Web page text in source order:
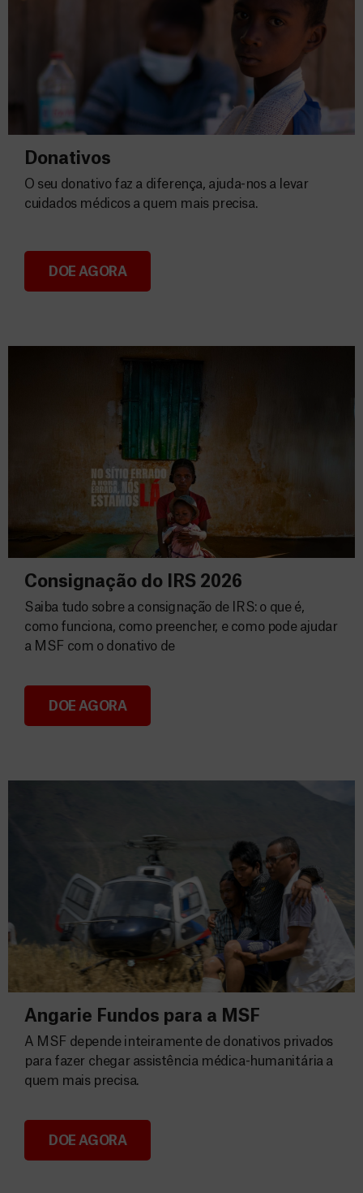
Donativos
Donativos
O seu donativo faz a diferença, ajuda-nos a levar
cuidados médicos a quem mais precisa.
DOE AGORA
Consignação do IRS 2026
Consignação do IRS 2026
Saiba tudo sobre a consignação de IRS: o que é,
como funciona, como preencher, e como pode ajudar
a MSF com o donativo de
DOE AGORA
Angarie Fundos para a MSF
Angarie Fundos para a MSF
A MSF depende inteiramente de donativos privados
para fazer chegar assistência médica-humanitária a
quem mais precisa.
DOE AGORA